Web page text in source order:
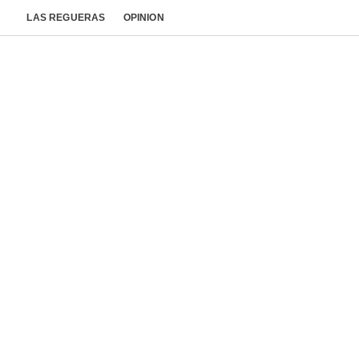
LAS REGUERAS OPINION